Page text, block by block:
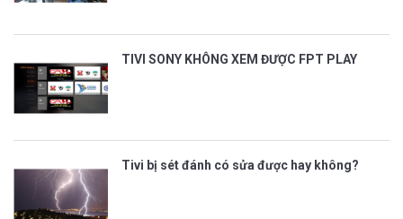
TIVI SONY KHÔNG XEM ĐƯỢC FPT PLAY
Tivi bị sét đánh có sửa được hay không?